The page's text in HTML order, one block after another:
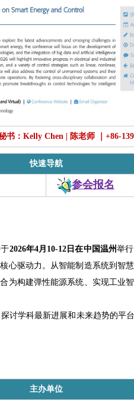
书：Kelly Chen | 陈老师 ｜+86-
快速导航
参会报名
2026年4月10-12日在中国温州举
驱动力。从智能制造系统到智
构建弹性能源系统、实现工
学科最新进展和未来趋势的平
主办单位